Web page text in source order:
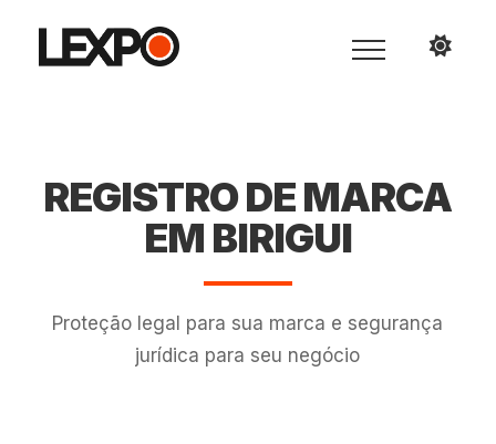
REGISTRO DE MARCA
EM BIRIGUI
Proteção legal para sua marca e segurança
jurídica para seu negócio